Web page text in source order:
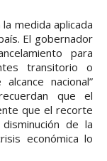
medida aplicada
El gobernador
para
transitorio o
nacional”
que el
que el recorte
de la
económica lo